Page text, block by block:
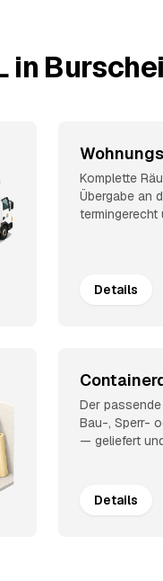
in
Komplette
Übergabe an
termingerecht
Details
Der
Bau-, Sperr-
— geliefert
Details